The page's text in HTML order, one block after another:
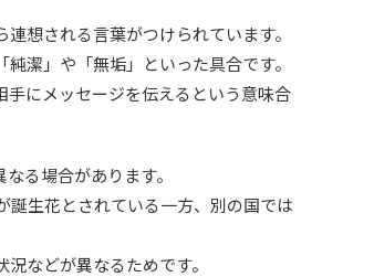
想される言葉がつけられています。
潔」や「無垢」といった具合です。
にメッセージを伝えるという意味合
る場合があります。
誕生花とされている一方、別の国では
などが異なるためです。